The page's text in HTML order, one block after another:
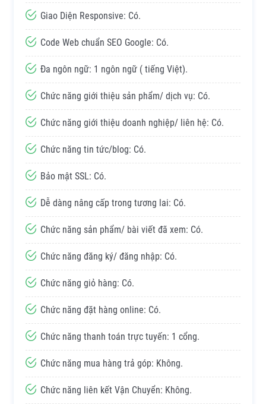
Giao Diện Responsive: Có.
Code Web chuẩn SEO Google: Có.
Đa ngôn ngữ: 1 ngôn ngữ ( tiếng Việt).
Chức năng giới thiệu sản phẩm/ dịch vụ: Có.
Chức năng giới thiệu doanh nghiệp/ liên hệ: Có.
Chức năng tin tức/blog: Có.
Bảo mật SSL: Có.
Dễ dàng nâng cấp trong tương lai: Có.
Chức năng sản phẩm/ bài viết đã xem: Có.
Chức năng đăng ký/ đăng nhập: Có.
Chức năng giỏ hàng: Có.
Chức năng đặt hàng online: Có.
Chức năng thanh toán trực tuyến: 1 cổng.
Chức năng mua hàng trả góp: Không.
Chức năng liên kết Vận Chuyển: Không.